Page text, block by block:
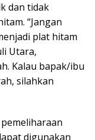
dan tidak
“Jangan
plat hitam
Utara,
Kalau bapak/ibu
silahkan
digunakan